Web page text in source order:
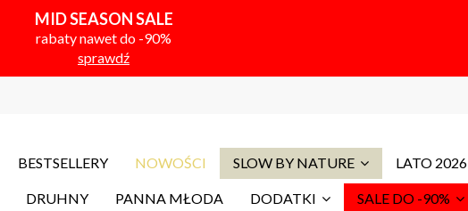
MID SEASON SALE
rabaty nawet do -90%
sprawdź
BESTSELLERY NOWOŚCI SLOW BY NATURE LATO 2026
DRUHNY PANNA MŁODA DODATKI SALE DO -90%